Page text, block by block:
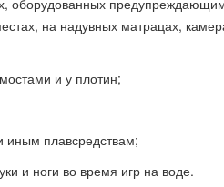
на надувных матрацах,
и у плотин;
иным плавсредствам;
и ноги во время игр на воде.